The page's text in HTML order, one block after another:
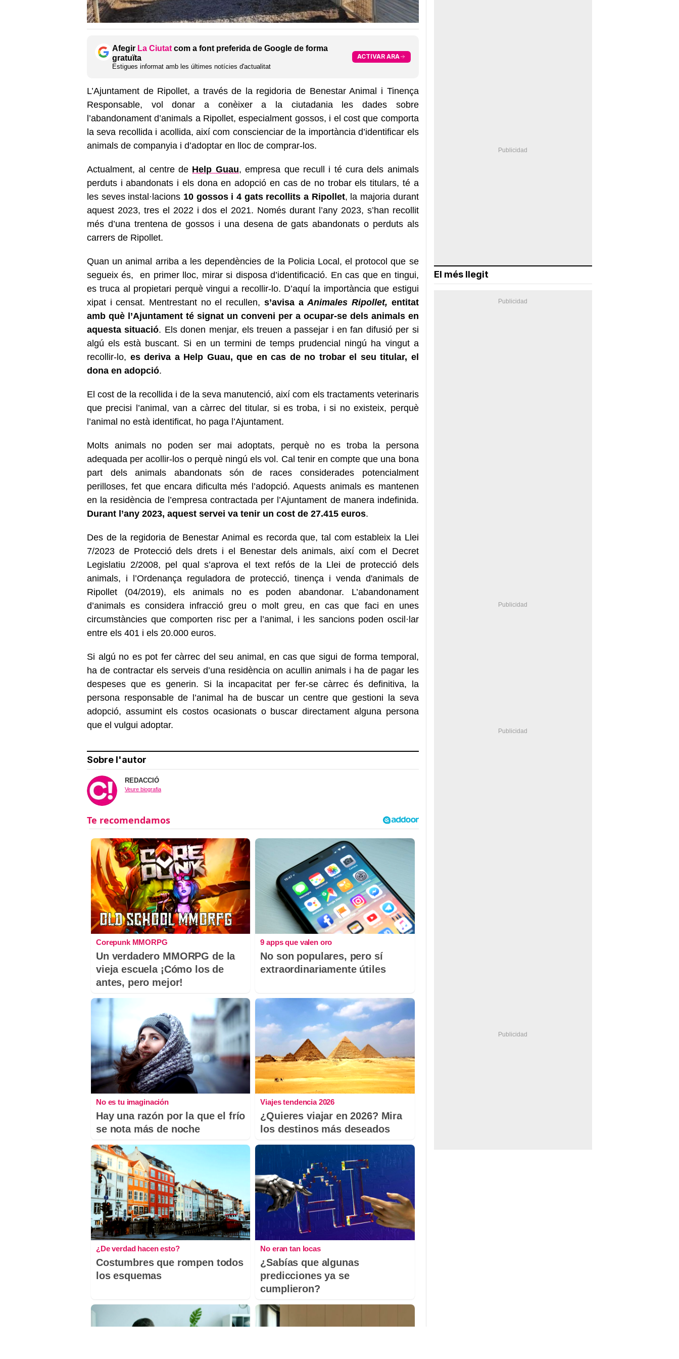
Afegir La Ciutat com a font preferida de Google de forma
gratuïta
Estigues informat amb les últimes notícies d'actualitat
ACTIVAR ARA
L’Ajuntament de Ripollet, a través de la regidoria de Benestar Animal i Tinença
Responsable, vol donar a conèixer a la ciutadania les dades sobre
l’abandonament d’animals a Ripollet, especialment gossos, i el cost que comporta
la seva recollida i acollida, així com conscienciar de la importància d’identificar els
animals de companyia i d’adoptar en lloc de comprar-los.
Actualment, al centre de Help Guau, empresa que recull i té cura dels animals
perduts i abandonats i els dona en adopció en cas de no trobar els titulars, té a
les seves instal·lacions 10 gossos i 4 gats recollits a Ripollet, la majoria durant
aquest 2023, tres el 2022 i dos el 2021. Només durant l’any 2023, s’han recollit
més d’una trentena de gossos i una desena de gats abandonats o perduts als
carrers de Ripollet.
Quan un animal arriba a les dependències de la Policia Local, el protocol que se
segueix és, en primer lloc, mirar si disposa d’identificació. En cas que en tingui,
es truca al propietari perquè vingui a recollir-lo. D’aquí la importància que estigui
xipat i censat. Mentrestant no el recullen, s’avisa aAnimales Ripollet, entitat
amb què l’Ajuntament té signat un conveni per a ocupar-se dels animals en
aquesta situació. Els donen menjar, els treuen a passejar i en fan difusió per si
algú els està buscant. Si en un termini de temps prudencial ningú ha vingut a
recollir-lo, es deriva a Help Guau, que en cas de no trobar el seu titular, el
dona en adopció.
El cost de la recollida i de la seva manutenció, així com els tractaments veterinaris
que precisi l’animal, van a càrrec del titular, si es troba, i si no existeix, perquè
l’animal no està identificat, ho paga l’Ajuntament.
Molts animals no poden ser mai adoptats, perquè no es troba la persona
adequada per acollir-los o perquè ningú els vol. Cal tenir en compte que una bona
part dels animals abandonats són de races considerades potencialment
perilloses, fet que encara dificulta més l’adopció. Aquests animals es mantenen
en la residència de l’empresa contractada per l’Ajuntament de manera indefinida.
Durant l’any 2023, aquest servei va tenir un cost de 27.415 euros.
Des de la regidoria de Benestar Animal es recorda que, tal com estableix la Llei
7/2023 de Protecció dels drets i el Benestar dels animals, així com el Decret
Legislatiu 2/2008, pel qual s’aprova el text refós de la Llei de protecció dels
animals, i l’Ordenança reguladora de protecció, tinença i venda d'animals de
Ripollet (04/2019), els animals no es poden abandonar. L’abandonament
d’animals es considera infracció greu o molt greu, en cas que faci en unes
circumstàncies que comporten risc per a l’animal, i les sancions poden oscil·lar
entre els 401 i els 20.000 euros.
Si algú no es pot fer càrrec del seu animal, en cas que sigui de forma temporal,
ha de contractar els serveis d’una residència on acullin animals i ha de pagar les
despeses que es generin. Si la incapacitat per fer-se càrrec és definitiva, la
persona responsable de l’animal ha de buscar un centre que gestioni la seva
adopció, assumint els costos ocasionats o buscar directament alguna persona
que el vulgui adoptar.
Sobre l'autor
REDACCIÓ
Veure biografia
Corepunk MMORPG
Un verdadero MMORPG de la
vieja escuela ¡Cómo los de
antes, pero mejor!
9 apps que valen oro
No son populares, pero sí
extraordinariamente útiles
No es tu imaginación
Hay una razón por la que el frío
se nota más de noche
Viajes tendencia 2026
¿Quieres viajar en 2026? Mira
los destinos más deseados
¿De verdad hacen esto?
Costumbres que rompen todos
los esquemas
No eran tan locas
¿Sabías que algunas
predicciones ya se
cumplieron?
El més llegit